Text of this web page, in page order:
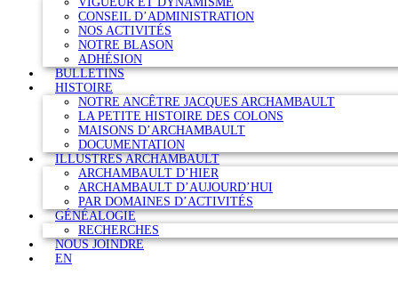
CONSEIL D’ADMINISTRATION
NOS ACTIVITÉS
NOTRE BLASON
ADHÉSION
BULLETINS
HISTOIRE
NOTRE ANCÊTRE JACQUES ARCHAMBAULT
LA PETITE HISTOIRE DES COLONS
MAISONS D’ARCHAMBAULT
DOCUMENTATION
ILLUSTRES ARCHAMBAULT
ARCHAMBAULT D’HIER
ARCHAMBAULT D’AUJOURD’HUI
PAR DOMAINES D’ACTIVITÉS
GÉNÉALOGIE
RECHERCHES
NOUS JOINDRE
EN